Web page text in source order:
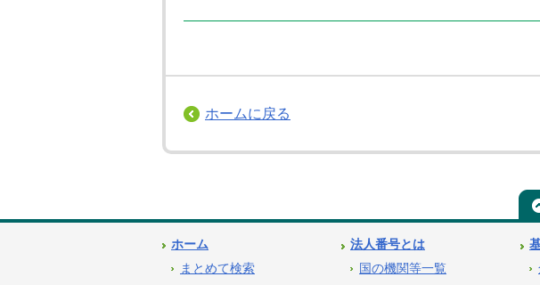
ホームに戻る
ホーム
まとめて検索
法人番号とは
国の機関等一覧